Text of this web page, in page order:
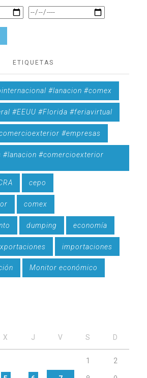
ETIQUETAS
#lanacion #comex
#EEUU #Florida #feriavirtual
#empresas
#lanacion #comercioexterior
cepo
comex
dumping economía
importaciones
Monitor económico
X J V S D
1 2